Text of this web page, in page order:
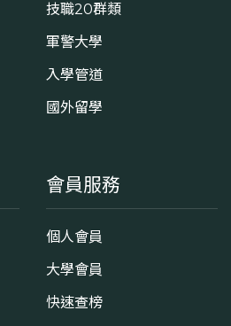
技職20群類
軍警大學
入學管道
國外留學
會員服務
個人會員
大學會員
快速查榜